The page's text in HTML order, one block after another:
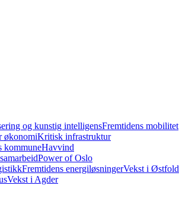
og kunstig intelligensFremtidens mobilitet
økonomiKritisk infrastruktur
kommuneHavvind
Power of Oslo
Fremtidens energiløsningerVekst i Østfold
Vekst i Agder